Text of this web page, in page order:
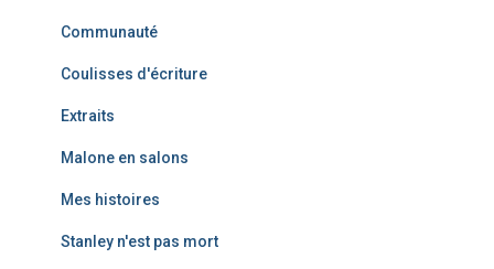
Communauté
Coulisses d'écriture
Extraits
Malone en salons
Mes histoires
Stanley n'est pas mort